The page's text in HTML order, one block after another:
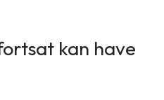
kan have